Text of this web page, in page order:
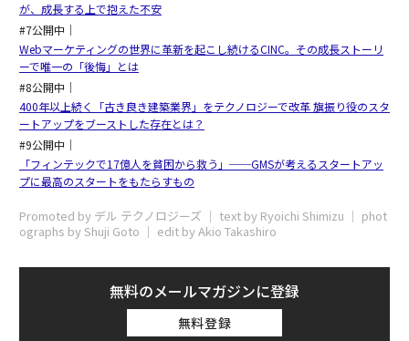
が、成長する上で抱えた不安
#7公開中｜
Webマーケティングの世界に革新を起こし続けるCINC。その成長ストーリ
ーで唯一の「後悔」とは
#8公開中｜
400年以上続く「古き良き建築業界」をテクノロジーで改革 旗振り役のスタ
ートアップをブーストした存在とは？
#9公開中｜
「フィンテックで17億人を貧困から救う」──GMSが考えるスタートアッ
プに最高のスタートをもたらすもの
Promoted by デル テクノロジーズ │ text by Ryoichi Shimizu │ phot
ographs by Shuji Goto │ edit by Akio Takashiro
無料のメールマガジンに登録
無料登録